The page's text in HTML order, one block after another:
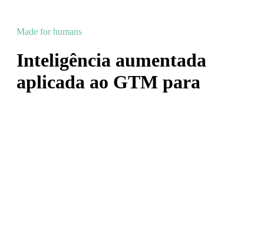
Made for humans
Inteligência aumentada
aplicada ao GTM para